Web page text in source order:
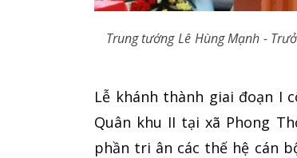
Trung tướng Lê Hùng Mạnh -
Lễ khánh thành giai đoạn I
Quân khu II tại xã Phong
phần tri ân các thế hệ cán